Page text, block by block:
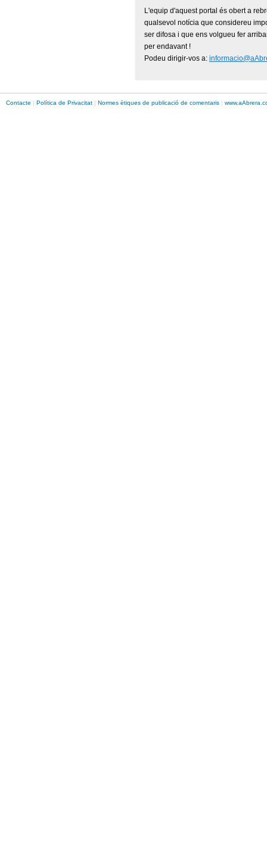
L'equip d'aquest portal és obert a
qualsevol notícia que considereu
ser difosa i que ens volgueu fer
per endavant !
Podeu dirigir-vos a:
Contacte | Política de Privacitat | Normes ètiques de publicació de comentaris | www.aAbrera